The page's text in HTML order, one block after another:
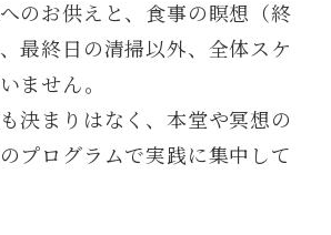
のお供えと、食事の瞑想（終
最終日の清掃以外、全体スケ
ません。
決まりはなく、本堂や冥想の
プログラムで実践に集中して